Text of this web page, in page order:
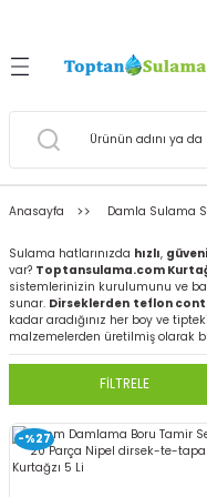
Anasayfa Damla Sulama
Sulama hatlarınızda hızlı,
var? Toptansulama.com
sistemlerinizin kurulumunu ve
sunar. Dirseklerden teflon
kadar aradığınız her boy ve tipteki
malzemelerden üretilmiş olarak
FİLTRELE
-%27
Boruları
Setleri
Filtreleri
Parçalar
Ek Parçalar
HDPE 100 Borular
Borular
PE32 Borular
Hortumlar
Hortum Tabancaları
Bahçe Muslukları
Hortum Kelepçeleri
Ek Parçalar
PP Plastik Fittings
Galvaniz Fittings
Vana Grubu
Vana Kutuları
Elektrofüzyon
Pprc Grubu
Çizme Ayakkabı Bot
Diğer Tesisat
Malzemeleri
Birlikte Al Paketleri
Tamir Setleri